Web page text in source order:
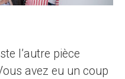
l’autre pièce
avez eu un coup